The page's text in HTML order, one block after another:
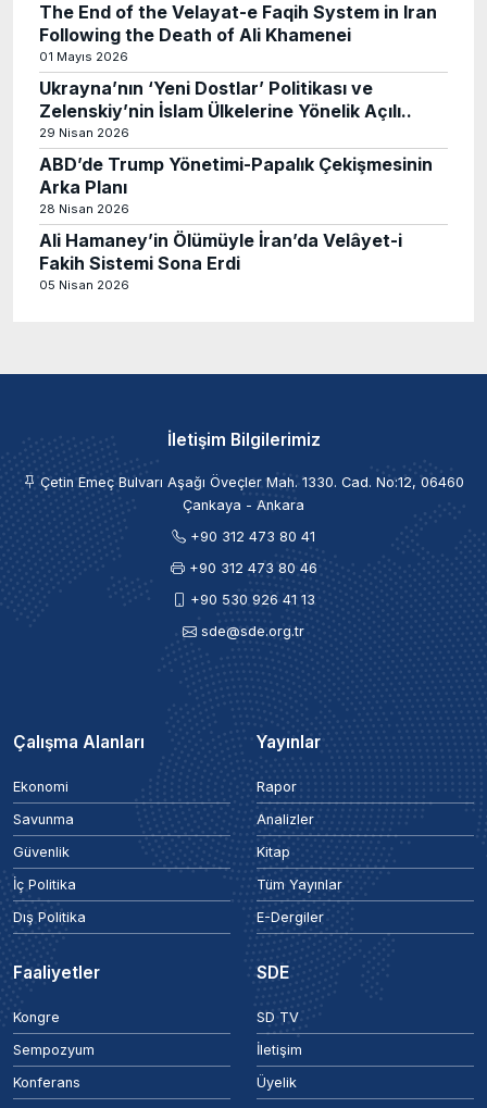
The End of the Velayat-e Faqih System in Iran
Following the Death of Ali Khamenei
01 Mayıs 2026
Ukrayna’nın ‘Yeni Dostlar’ Politikası ve
Zelenskiy’nin İslam Ülkelerine Yönelik Açılı..
29 Nisan 2026
ABD’de Trump Yönetimi-Papalık Çekişmesinin
Arka Planı
28 Nisan 2026
Ali Hamaney’in Ölümüyle İran’da Velâyet-i
Fakih Sistemi Sona Erdi
05 Nisan 2026
İletişim Bilgilerimiz
Çetin Emeç Bulvarı Aşağı Öveçler Mah. 1330. Cad. No:12, 06460
Çankaya - Ankara
+90 312 473 80 41
+90 312 473 80 46
+90 530 926 41 13
sde@sde.org.tr
Çalışma Alanları
Ekonomi
Savunma
Güvenlik
İç Politika
Dış Politika
Yayınlar
Rapor
Analizler
Kitap
Tüm Yayınlar
E-Dergiler
Faaliyetler
Kongre
Sempozyum
Konferans
SDE
SD TV
İletişim
Üyelik